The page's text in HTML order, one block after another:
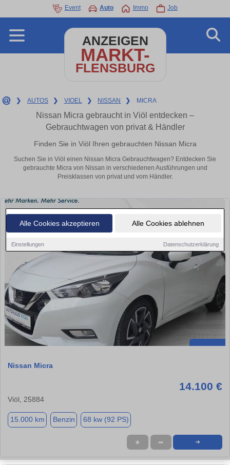
Alle Cookies akzeptieren Alle Cookies ablehnen
Einstellungen Datenschutzerklärung
Event Auto Immo Job
ANZEIGEN
MARKT-
FLENSBURG
❯ AUTOS ❯ VIOEL ❯ NISSAN ❯ MICRA
Nissan Micra gebraucht in Viöl entdecken –
Gebrauchtwagen von privat & Händler
Finden Sie in Viöl Ihren gebrauchten Nissan Micra
Suchen Sie in Viöl einen Nissan Micra Gebrauchtwagen? Entdecken Sie
gebrauchte Micra von Nissan in verschiedenen Ausführungen und
Preisklassen von privat und vom Händler.
Nissan Micra
14.100 €
Viöl, 25884
15.000 km Benzin 68 kw (92 PS)
★ ➦ ➜